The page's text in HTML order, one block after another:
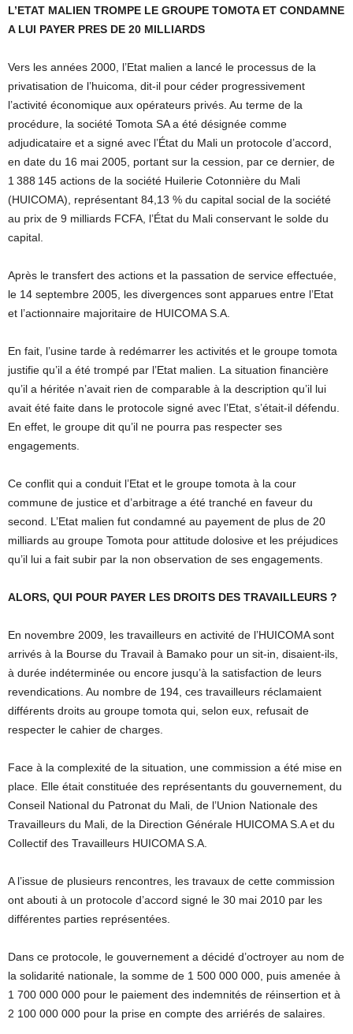
L’ETAT MALIEN TROMPE LE GROUPE TOMOTA ET CONDAMNE
A LUI PAYER PRES DE 20 MILLIARDS
Vers les années 2000, l’Etat malien a lancé le processus de la
privatisation de l’huicoma, dit-il pour céder progressivement
l’activité économique aux opérateurs privés. Au terme de la
procédure, la société Tomota SA a été désignée comme
adjudicataire et a signé avec l’État du Mali un protocole d’accord,
en date du 16 mai 2005, portant sur la cession, par ce dernier, de
1 388 145 actions de la société Huilerie Cotonnière du Mali
(HUICOMA), représentant 84,13 % du capital social de la société
au prix de 9 milliards FCFA, l’État du Mali conservant le solde du
capital.
Après le transfert des actions et la passation de service effectuée,
le 14 septembre 2005, les divergences sont apparues entre l’Etat
et l’actionnaire majoritaire de HUICOMA S.A.
En fait, l’usine tarde à redémarrer les activités et le groupe tomota
justifie qu’il a été trompé par l’Etat malien. La situation financière
qu’il a héritée n’avait rien de comparable à la description qu’il lui
avait été faite dans le protocole signé avec l’Etat, s’était-il défendu.
En effet, le groupe dit qu’il ne pourra pas respecter ses
engagements.
Ce conflit qui a conduit l’Etat et le groupe tomota à la cour
commune de justice et d’arbitrage a été tranché en faveur du
second. L’Etat malien fut condamné au payement de plus de 20
milliards au groupe Tomota pour attitude dolosive et les préjudices
qu’il lui a fait subir par la non observation de ses engagements.
ALORS, QUI POUR PAYER LES DROITS DES TRAVAILLEURS ?
En novembre 2009, les travailleurs en activité de l’HUICOMA sont
arrivés à la Bourse du Travail à Bamako pour un sit-in, disaient-ils,
à durée indéterminée ou encore jusqu’à la satisfaction de leurs
revendications. Au nombre de 194, ces travailleurs réclamaient
différents droits au groupe tomota qui, selon eux, refusait de
respecter le cahier de charges.
Face à la complexité de la situation, une commission a été mise en
place. Elle était constituée des représentants du gouvernement, du
Conseil National du Patronat du Mali, de l’Union Nationale des
Travailleurs du Mali, de la Direction Générale HUICOMA S.A et du
Collectif des Travailleurs HUICOMA S.A.
A l’issue de plusieurs rencontres, les travaux de cette commission
ont abouti à un protocole d’accord signé le 30 mai 2010 par les
différentes parties représentées.
Dans ce protocole, le gouvernement a décidé d’octroyer au nom de
la solidarité nationale, la somme de 1 500 000 000, puis amenée à
1 700 000 000 pour le paiement des indemnités de réinsertion et à
2 100 000 000 pour la prise en compte des arriérés de salaires.